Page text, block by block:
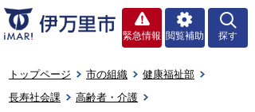
緊急情報 閲覧補助 探す
トップページ 市の組織
健康福祉部
長寿社会課
高齢者・介護